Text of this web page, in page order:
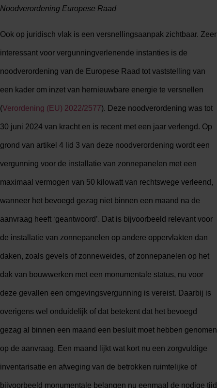
Noodverordening Europese Raad
Ook op juridisch vlak is een versnellingsaanpak zichtbaar. Zeer
interessant voor vergunningverlenende instanties is de
noodverordening van de Europese Raad tot vaststelling van
een kader om inzet van hernieuwbare energie te versnellen
(Verordening (EU) 2022/2577). Deze noodverordening was tot
30 juni 2024 van kracht en is recent met een jaar verlengd. Op
grond van artikel 4 lid 3 van deze noodverordening wordt een
vergunning voor de installatie van zonnepanelen met een
maximaal vermogen van 50 kilowatt van rechtswege verleend,
wanneer het bevoegd gezag niet binnen een maand na de
aanvraag heeft ‘geantwoord’. Dat is bijvoorbeeld relevant voor
de installatie van zonnepanelen op andere oppervlakten dan
daken, zoals gevels of zonneweides, of zonnepanelen op het
dak van bouwwerken met een monumentale status, nu voor
deze gevallen een omgevingsvergunning is vereist. Daarbij is
overigens wel onduidelijk of dat betekent dat het bevoegd
gezag al binnen een maand een besluit moet hebben genomen
op de aanvraag. Een maand lijkt wat kort nu een zorgvuldige
inventarisatie en afweging van de betrokken ruimtelijke of
bijvoorbeeld monumentale belangen nu eenmaal de nodige tijd